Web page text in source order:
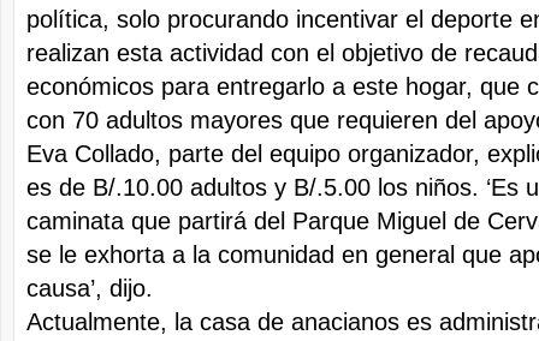
política, solo procurando incentivar el deporte
realizan esta actividad con el objetivo de
económicos para entregarlo a este hogar, que
con 70 adultos mayores que requieren del
Eva Collado, parte del equipo organizador,
es de B/.10.00 adultos y B/.5.00 los niños. ‘Es
caminata que partirá del Parque Miguel de
se le exhorta a la comunidad en general que
causa’, dijo.
Actualmente, la casa de anacianos es